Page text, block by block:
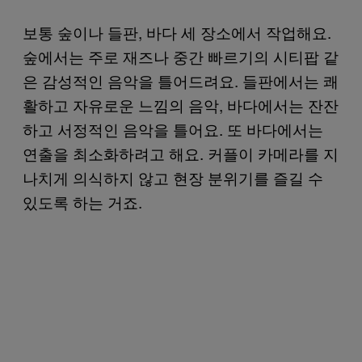
보통 숲이나 들판, 바다 세 장소에서 작업해요.
숲에서는 주로 재즈나 중간 빠르기의 시티팝 같
은 감성적인 음악을 틀어드려요. 들판에서는 쾌
활하고 자유로운 느낌의 음악, 바다에서는 잔잔
하고 서정적인 음악을 틀어요. 또 바다에서는
연출을 최소화하려고 해요. 커플이 카메라를 지
나치게 의식하지 않고 현장 분위기를 즐길 수
있도록 하는 거죠.